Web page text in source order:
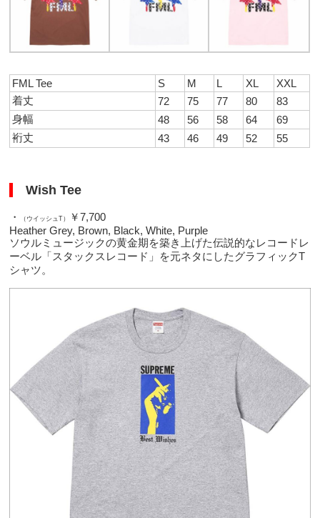
FML Tee S M L XL
XXL
着丈
72 75 77 80
83
身幅
48 56 58 64
69
裄丈
43 46 49 52 55
Wish Tee
・ （ウイッシュT）
￥7,700
Heather Grey, Brown, Black, White, Purple
ソウルミュージックの黄金期を築き上げた伝説的なレコードレ
ーベル「スタックスレコード」を元ネタにしたグラフィックT
シャツ。